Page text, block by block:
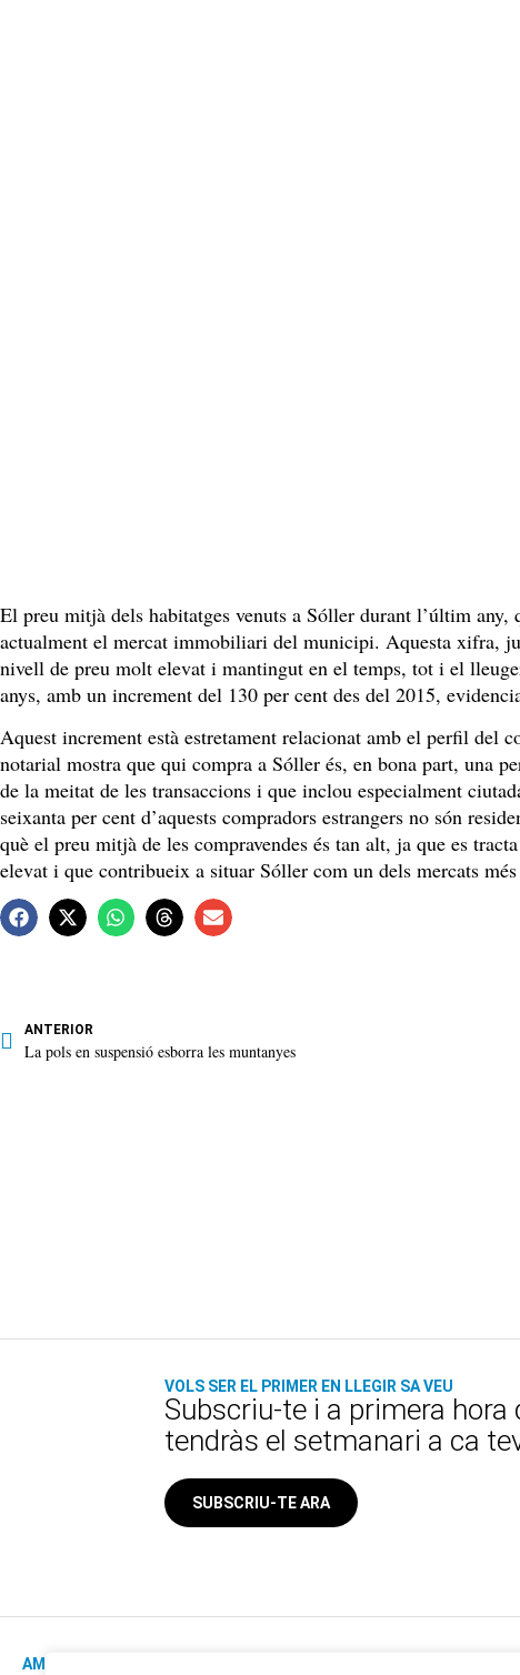
El preu mitjà dels habitatges venuts a Sóller durant l’últim
actualment el mercat immobiliari del municipi. Aquesta xifra,
nivell de preu molt elevat i mantingut en el temps, tot i el
anys, amb un increment del 130 per cent des del 2015,
Aquest increment està estretament relacionat amb el perfil del
notarial mostra que qui compra a Sóller és, en bona part, una
de la meitat de les transaccions i que inclou especialment
seixanta per cent d’aquests compradors estrangers no són
què el preu mitjà de les compravendes és tan alt, ja que es
elevat i que contribueix a situar Sóller com un dels mercats
ANTERIOR
La pols en suspensió esborra les muntanyes
VOLS SER EL PRIMER EN LLEGIR SA VEU
Subscriu-te i a primera hora
tendràs el setmanari a ca
SUBSCRIU-TE ARA
AMB AL SUPORT DE: